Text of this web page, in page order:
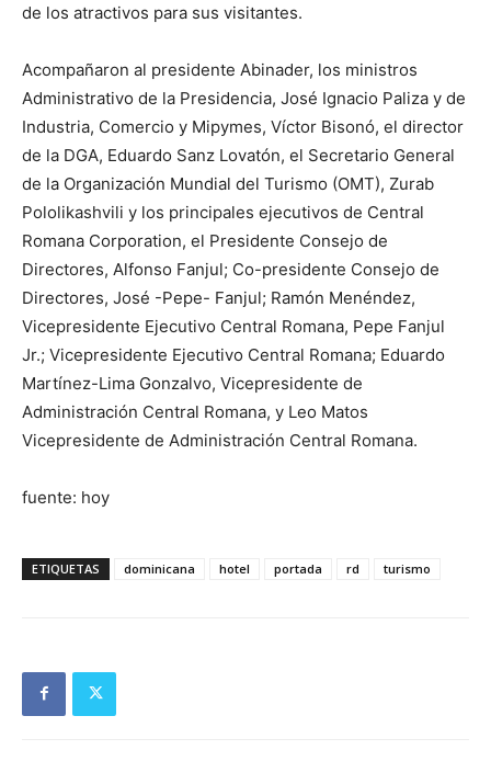
de los atractivos para sus visitantes.
Acompañaron al presidente Abinader, los ministros
Administrativo de la Presidencia, José Ignacio Paliza y de
Industria, Comercio y Mipymes, Víctor Bisonó, el director
de la DGA, Eduardo Sanz Lovatón, el Secretario General
de la Organización Mundial del Turismo (OMT), Zurab
Pololikashvili y los principales ejecutivos de Central
Romana Corporation, el Presidente Consejo de
Directores, Alfonso Fanjul; Co-presidente Consejo de
Directores, José -Pepe- Fanjul; Ramón Menéndez,
Vicepresidente Ejecutivo Central Romana, Pepe Fanjul
Jr.; Vicepresidente Ejecutivo Central Romana; Eduardo
Martínez-Lima Gonzalvo, Vicepresidente de
Administración Central Romana, y Leo Matos
Vicepresidente de Administración Central Romana.
fuente: hoy
ETIQUETAS dominicana hotel portada rd turismo